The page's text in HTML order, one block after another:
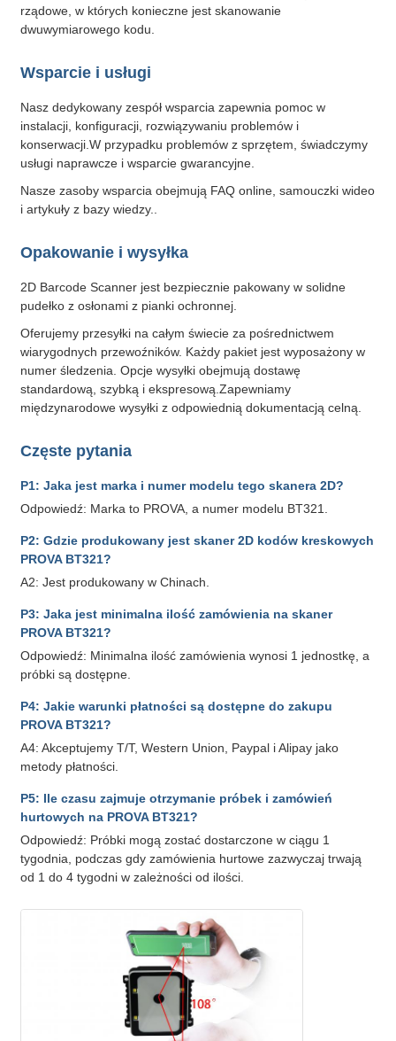
rządowe, w których konieczne jest skanowanie
dwuwymiarowego kodu.
Wsparcie i usługi
Nasz dedykowany zespół wsparcia zapewnia pomoc w
instalacji, konfiguracji, rozwiązywaniu problemów i
konserwacji.W przypadku problemów z sprzętem, świadczymy
usługi naprawcze i wsparcie gwarancyjne.
Nasze zasoby wsparcia obejmują FAQ online, samouczki wideo
i artykuły z bazy wiedzy..
Opakowanie i wysyłka
2D Barcode Scanner jest bezpiecznie pakowany w solidne
pudełko z osłonami z pianki ochronnej.
Oferujemy przesyłki na całym świecie za pośrednictwem
wiarygodnych przewoźników. Każdy pakiet jest wyposażony w
numer śledzenia. Opcje wysyłki obejmują dostawę
standardową, szybką i ekspresową.Zapewniamy
międzynarodowe wysyłki z odpowiednią dokumentacją celną.
Częste pytania
P1: Jaka jest marka i numer modelu tego skanera 2D?
Odpowiedź: Marka to PROVA, a numer modelu BT321.
P2: Gdzie produkowany jest skaner 2D kodów kreskowych
PROVA BT321?
A2: Jest produkowany w Chinach.
P3: Jaka jest minimalna ilość zamówienia na skaner
PROVA BT321?
Odpowiedź: Minimalna ilość zamówienia wynosi 1 jednostkę, a
próbki są dostępne.
P4: Jakie warunki płatności są dostępne do zakupu
PROVA BT321?
A4: Akceptujemy T/T, Western Union, Paypal i Alipay jako
metody płatności.
P5: Ile czasu zajmuje otrzymanie próbek i zamówień
hurtowych na PROVA BT321?
Odpowiedź: Próbki mogą zostać dostarczone w ciągu 1
tygodnia, podczas gdy zamówienia hurtowe zazwyczaj trwają
od 1 do 4 tygodni w zależności od ilości.